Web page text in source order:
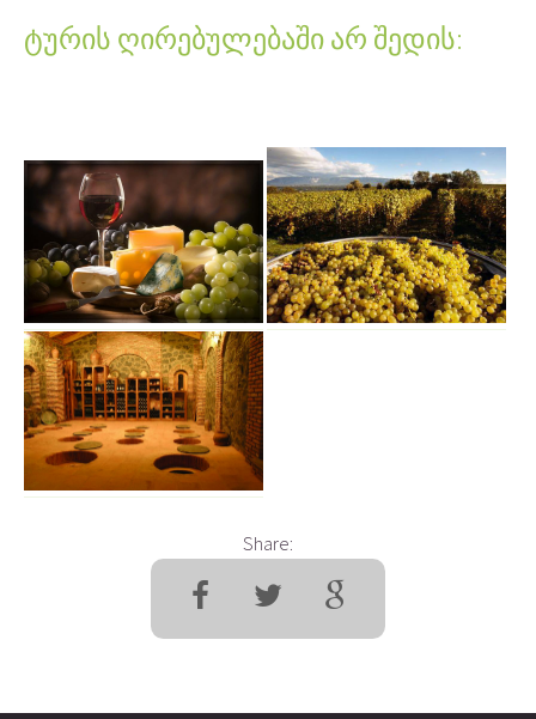
ტურის ღირებულებაში არ შედის:
Share: